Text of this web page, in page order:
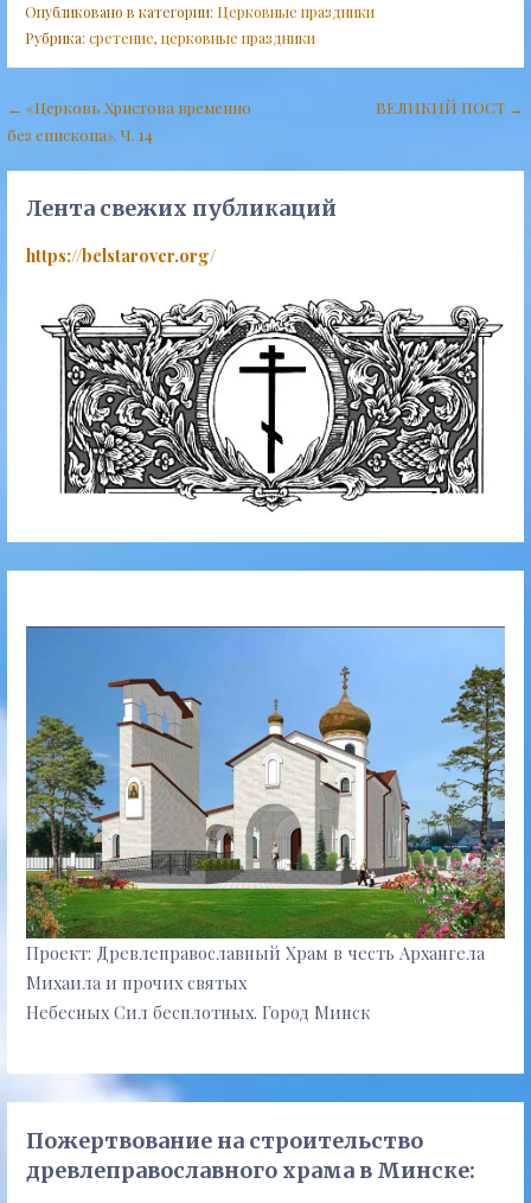
Опубликовано в категории: Церковные праздники
Рубрика: сретение, церковные праздники
Навигация
записям
← «Церковь Христова временно
без епископа». Ч. 14
ВЕЛИКИЙ ПОСТ →
Лента свежих публикаций
https://belstarover.org/
Проект: Древлеправославный Храм в честь Архангела
Михаила и прочих святых
Небесных Сил бесплотных. Город Минск
Пожертвование на строительство
древлеправославного храма в Минске: